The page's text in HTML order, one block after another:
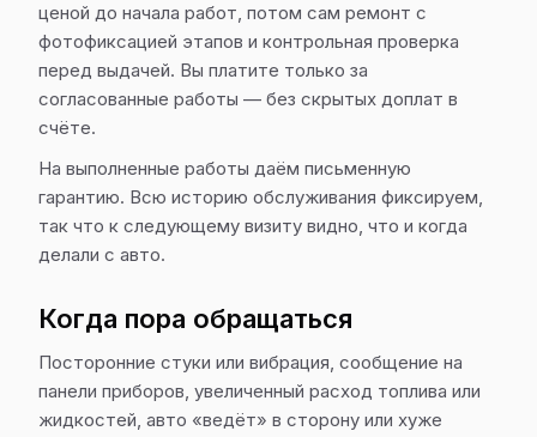
ценой до начала работ, потом сам ремонт с
фотофиксацией этапов и контрольная проверка
перед выдачей. Вы платите только за
согласованные работы — без скрытых доплат в
счёте.
На выполненные работы даём письменную
гарантию. Всю историю обслуживания фиксируем,
так что к следующему визиту видно, что и когда
делали с авто.
Когда пора обращаться
Посторонние стуки или вибрация, сообщение на
панели приборов, увеличенный расход топлива или
жидкостей, авто «ведёт» в сторону или хуже